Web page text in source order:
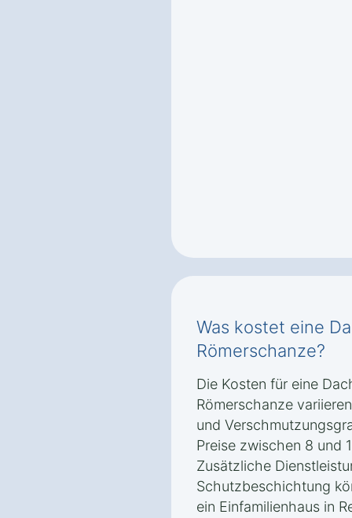
Was kostet eine
Römerschanze?
Die Kosten für eine
Römerschanze
und
Preise zwischen 8 und
Zusätzliche
Schutzbeschichtung
ein Einfamilienhaus in